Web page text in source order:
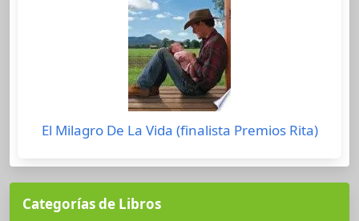
El Milagro De La Vida (finalista Premios Rita)
Categorías de Libros